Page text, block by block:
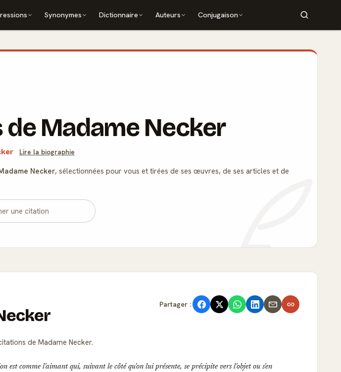
Synonymes Dictionnaire Auteurs Conjugaison
Madame Necker
Lire la biographie
Necker, sélectionnées pour vous et tirées de ses œuvres, de ses articles et de
Partager :
de Madame Necker.
est comme l'aimant qui, suivant le côté qu'on lui présente, se précipite vers l'objet ou s'en